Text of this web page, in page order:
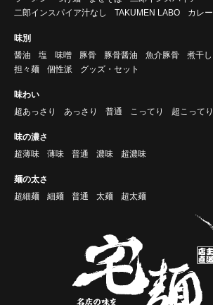
二郎インスパイア汁なし
TAKUMEN LABO カレー
味別
醤油
塩 味噌 豚骨 豚骨醤油 魚介豚骨 煮干し
担々麺
個性派 グッズ・セット
味わい
超あっさり
あっさり 普通 こってり 超こってり
味の濃さ
超薄味
薄味 普通 濃味 超濃味
麺の太さ
超細麺
細麺 普通 太麺 超太麺